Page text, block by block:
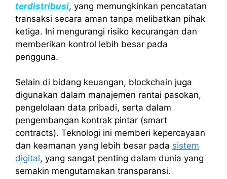
terdistribusi, yang memungkinkan pencatatan
transaksi secara aman tanpa melibatkan pihak
ketiga. Ini mengurangi risiko kecurangan dan
memberikan kontrol lebih besar pada
pengguna.
Selain di bidang keuangan, blockchain juga
digunakan dalam manajemen rantai pasokan,
pengelolaan data pribadi, serta dalam
pengembangan kontrak pintar (smart
contracts). Teknologi ini memberi kepercayaan
dan keamanan yang lebih besar pada sistem
digital, yang sangat penting dalam dunia yang
semakin mengutamakan transparansi.